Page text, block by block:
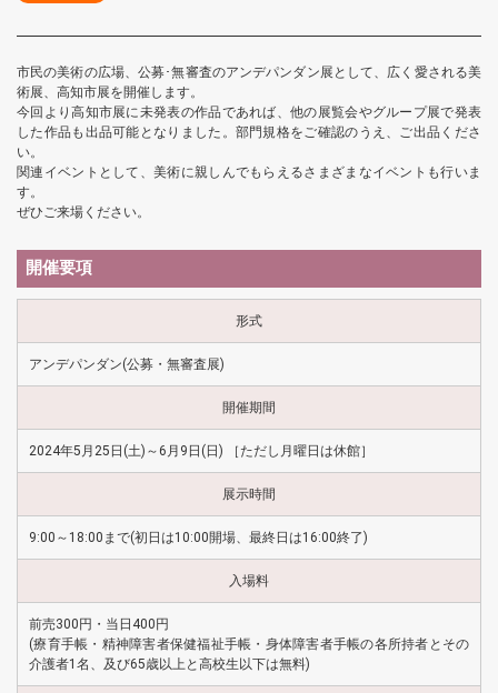
市民の美術の広場、公募･無審査のアンデパンダン展として、広く愛される美
術展、高知市展を開催します。
今回より高知市展に未発表の作品であれば、他の展覧会やグループ展で発表
した作品も出品可能となりました。部門規格をご確認のうえ、ご出品くださ
い。
関連イベントとして、美術に親しんでもらえるさまざまなイベントも行いま
す。
ぜひご来場ください。
開催要項
形式
アンデパンダン(公募・無審査展)
開催期間
2024年5月25日(土)～6月9日(日) ［ただし月曜日は休館］
展示時間
9:00～18:00まで(初日は10:00開場、最終日は16:00終了)
入場料
前売300円・当日400円
(療育手帳・精神障害者保健福祉手帳・身体障害者手帳の各所持者とその
介護者1名、及び65歳以上と高校生以下は無料)